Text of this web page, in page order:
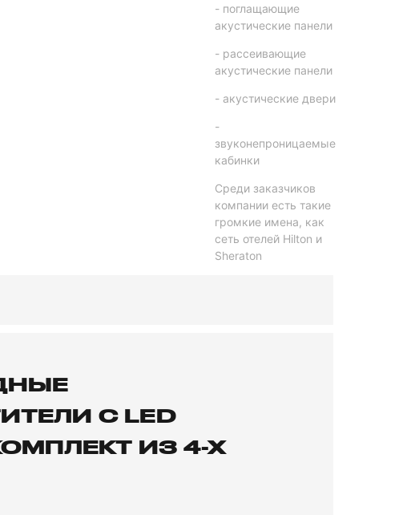
- поглащающие
акустические панели
- рассеивающие
акустические панели
- акустические двери
-
звуконепроницаемые
кабинки
Среди заказчиков
компании есть такие
громкие имена, как
сеть отелей Hilton и
Sheraton
С LED
ИЗ 4-Х